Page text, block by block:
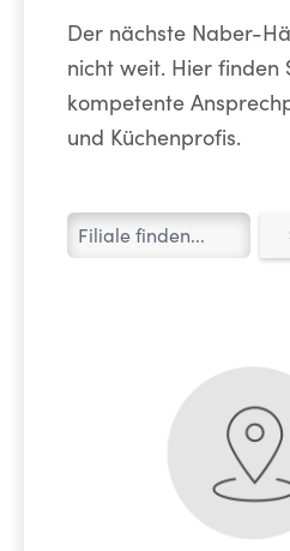
Der nächste Naber-
nicht weit. Hier finden
kompetente
und Küchenprofis.